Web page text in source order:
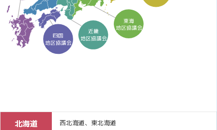
東海
地区協議会
近畿
地区協議会
四国
地区協議会
北海道 西北海道、東北海道